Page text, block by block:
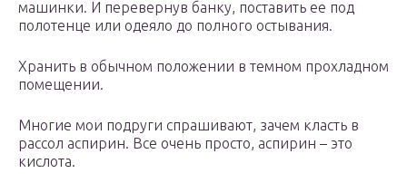
машинки. И перевернув банку, поставить ее под
полотенце или одеяло до полного остывания.
Хранить в обычном положении в темном прохладном
помещении.
Многие мои подруги спрашивают, зачем класть в
рассол аспирин. Все очень просто, аспирин – это
кислота.